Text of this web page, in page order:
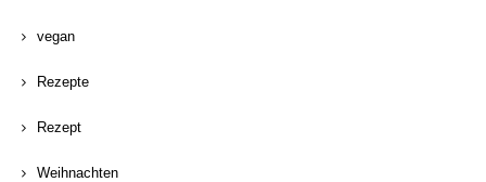
vegan
Rezepte
Rezept
Weihnachten